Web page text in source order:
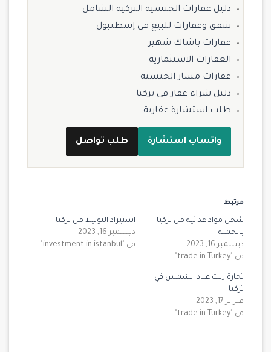
دليل عقارات الجنسية التركية الشامل
شقق وعقارات للبيع في إسطنبول
عقارات باشاك شهير
العقارات الاستثمارية
عقارات مسار الجنسية
دليل شراء عقار في تركيا
طلب استشارة عقارية
واتساب استشارة طلب تواصل
مرتبط
شحن مواد غذائية من تركيا
بالجملة
ديسمبر 16, 2023
في "trade in Turkey"
استيراد النوتيلا من تركيا
ديسمبر 16, 2023
في "investment in istanbul"
تجارة زيت عباد الشمس في
تركيا
فبراير 17, 2023
في "trade in Turkey"